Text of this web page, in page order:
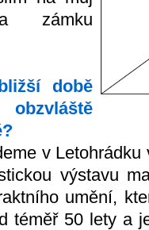
zámku
době
v
výstavu
umění,
téměř 50 lety a